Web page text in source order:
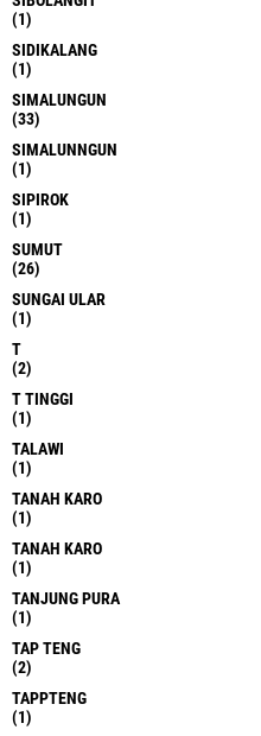
(1)
SIDIKALANG
(1)
SIMALUNGUN
(33)
SIMALUNNGUN
(1)
SIPIROK
(1)
SUMUT
(26)
SUNGAI ULAR
(1)
T
(2)
T TINGGI
(1)
TALAWI
(1)
TANAH KARO
(1)
TANAH KARO
(1)
TANJUNG PURA
(1)
TAP TENG
(2)
TAPPTENG
(1)